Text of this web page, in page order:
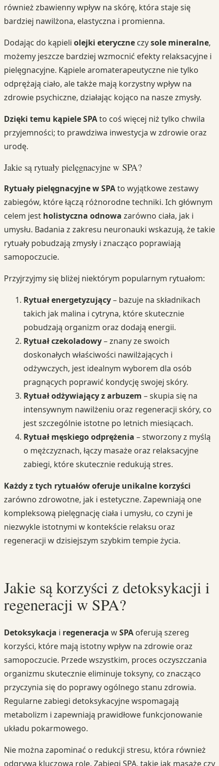
również zbawienny wpływ na skórę, która staje się
bardziej nawilżona, elastyczna i promienna.
Dodając do kąpieli olejki eteryczne czysole mineralne,
możemy jeszcze bardziej wzmocnić efekty relaksacyjne i
pielęgnacyjne. Kąpiele aromaterapeutyczne nie tylko
odprężają ciało, ale także mają korzystny wpływ na
zdrowie psychiczne, działając kojąco na nasze zmysły.
Dzięki temu kąpiele SPAto coś więcej niż tylko chwila
przyjemności; to prawdziwa inwestycja w zdrowie oraz
urodę.
Jakie są rytuały pielęgnacyjne w SPA?
Rytuały pielęgnacyjne w SPAto wyjątkowe zestawy
zabiegów, które łączą różnorodne techniki. Ich głównym
celem jest holistyczna odnowa zarówno ciała, jak i
umysłu. Badania z zakresu neuronauki wskazują, że takie
rytuały pobudzają zmysły i znacząco poprawiają
samopoczucie.
Przyjrzyjmy się bliżej niektórym popularnym rytuałom:
Rytuał energetyzujący– bazuje na składnikach
takich jak malina i cytryna, które skutecznie
pobudzają organizm oraz dodają energii.
Rytuał czekoladowy– znany ze swoich
doskonałych właściwości nawilżających i
odżywczych, jest idealnym wyborem dla osób
pragnących poprawić kondycję swojej skóry.
Rytuał odżywiający z arbuzem – skupia się na
intensywnym nawilżeniu oraz regeneracji skóry, co
jest szczególnie istotne po letnich miesiącach.
Rytuał męskiego odprężenia – stworzony z myślą
o mężczyznach, łączy masaże oraz relaksacyjne
zabiegi, które skutecznie redukują stres.
Każdy z tych rytuałów oferuje unikalne korzyści
zarówno zdrowotne, jak i estetyczne. Zapewniają one
kompleksową pielęgnację ciała i umysłu, co czyni je
niezwykle istotnymi w kontekście relaksu oraz
regeneracji w dzisiejszym szybkim tempie życia.
Jakie są korzyści z detoksykacji i
regeneracji w SPA?
Detoksykacja i regeneracja wSPA oferują szereg
korzyści, które mają istotny wpływ na zdrowie oraz
samopoczucie. Przede wszystkim, proces oczyszczania
organizmu skutecznie eliminuje toksyny, co znacząco
przyczynia się do poprawy ogólnego stanu zdrowia.
Regularne zabiegi detoksykacyjne wspomagają
metabolizm i zapewniają prawidłowe funkcjonowanie
układu pokarmowego.
Nie można zapominać o redukcji stresu, która również
odgrywa kluczową rolę. Zabiegi SPA, takie jak masaże czy